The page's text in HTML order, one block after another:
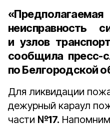
неисправность
и узлов
сообщила
по Белгородской
Для ликвидации
дежурный караул
части №17.